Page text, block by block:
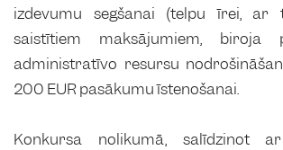
izdevumu segšanai (telpu īrei, ar
saistītiem maksājumiem, biroja
administratīvo resursu
200 EUR pasākumu īstenošanai.
Konkursa nolikumā, salīdzinot